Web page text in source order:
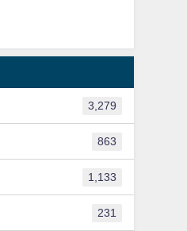
3,279
863
1,133
231